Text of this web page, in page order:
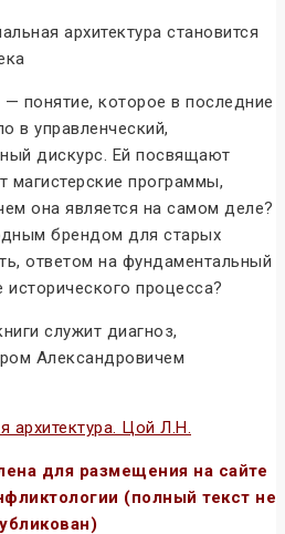
архитектура становится
— понятие, которое в последние
в управленческий,
дискурс. Ей посвящают
программы,
она является на самом деле?
брендом для старых
ответом на фундаментальный
процесса?
служит диагноз,
Александровичем
архитектура. Цой Л.Н.
для размещения на сайте
(полный текст не